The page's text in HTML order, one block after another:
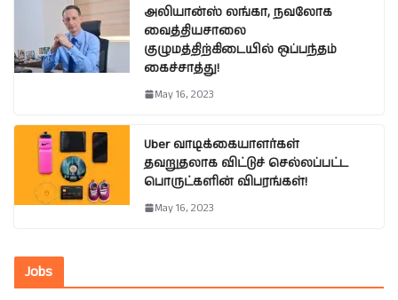
அலியான்ஸ் லங்கா, நவலோக
வைத்தியசாலை
குழுமத்திற்கிடையில் ஒப்பந்தம்
கைச்சாத்து!
May 16, 2023
Uber வாடிக்கையாளர்கள்
தவறுதலாக விட்டுச் செல்லப்பட்ட
பொருட்களின் விபரங்கள்!
May 16, 2023
Jobs